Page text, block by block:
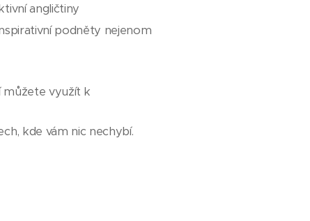
angličtiny
podněty nejenom
můžete využít k
kde vám nic nechybí.